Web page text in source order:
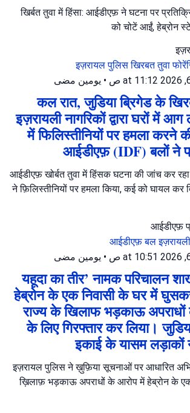
खिर्बत तुवा में हिंसा: आईडीएफ़ ने घटना पर
को चोटें आईं, हेब्रोन
इज़रायल पुलिसखिरबत तुवा
• يومين مضى
कल रात, जुडिया ब्रिगेड के
इज़रायली नागरिकों द्वारा घरों में
में फिलिस्तीनियों पर हमला करने की
आईडीएफ़ (IDF) बलों ने
आईडीएफ़ खोर्बत तुवा में हिंसक घटना की जांच कर रहा
ने फ़िलिस्तीनियों पर हमला किया, कई को घायल कर
आईडीएफ़ बल
• يومين مضى
यहूदा का तीर’ नामक परिचालन
हेब्रोन के एक निवासी के घर में
राज्य के खिलाफ भड़काऊ
के लिए गिरफ्तार कर लिया।
इकाई के यासम लड़ाकों
इज़रायल पुलिस ने ख़ुफ़िया सूचनाओं पर आधारित
ख़िलाफ़ भड़काऊ अपराधों के आरोप में हेब्रोन के एक